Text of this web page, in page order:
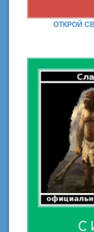
ОТКРОЙ